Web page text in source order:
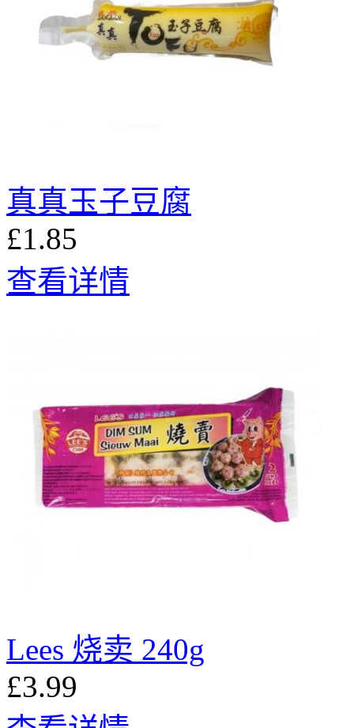
真真玉子豆腐
£1.85
查看详情
Lees 烧卖 240g
£3.99